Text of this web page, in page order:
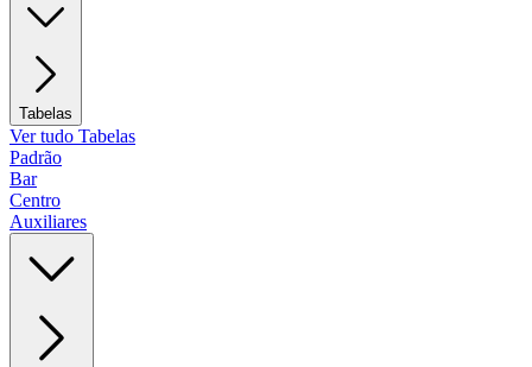
Tabelas
Ver tudo Tabelas
Padrão
Bar
Centro
Auxiliares